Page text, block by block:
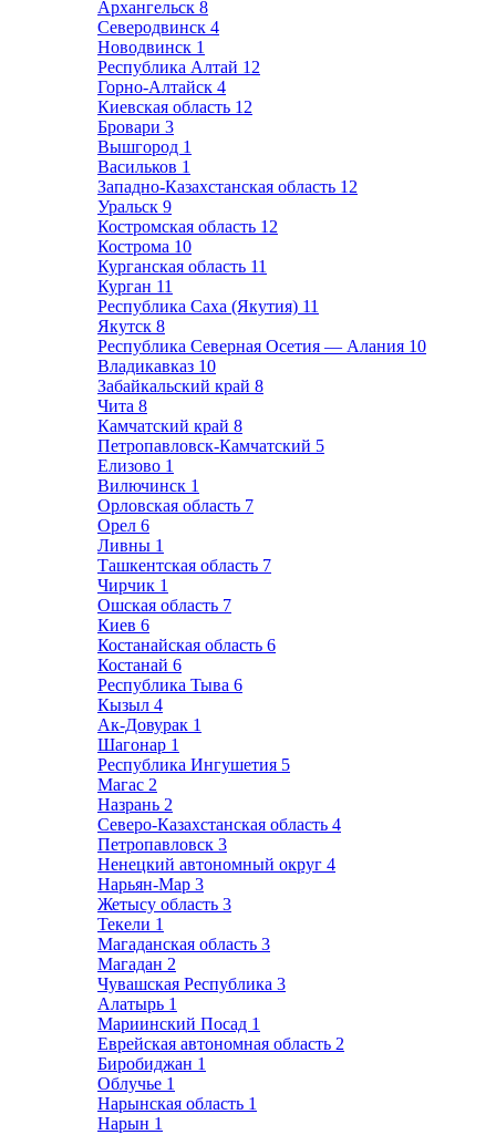
Архангельск 8
Северодвинск 4
Новодвинск 1
Республика Алтай 12
Горно-Алтайск 4
Киевская область 12
Бровари 3
Вышгород 1
Васильков 1
Западно-Казахстанская область 12
Уральск 9
Костромская область 12
Кострома 10
Курганская область 11
Курган 11
Республика Саха (Якутия) 11
Якутск 8
Республика Северная Осетия — Алания 10
Владикавказ 10
Забайкальский край 8
Чита 8
Камчатский край 8
Петропавловск-Камчатский 5
Елизово 1
Вилючинск 1
Орловская область 7
Орел 6
Ливны 1
Ташкентская область 7
Чирчик 1
Ошская область 7
Киев 6
Костанайская область 6
Костанай 6
Республика Тыва 6
Кызыл 4
Ак-Довурак 1
Шагонар 1
Республика Ингушетия 5
Магас 2
Назрань 2
Северо-Казахстанская область 4
Петропавловск 3
Ненецкий автономный округ 4
Нарьян-Мар 3
Жетысу область 3
Текели 1
Магаданская область 3
Магадан 2
Чувашская Республика 3
Алатырь 1
Мариинский Посад 1
Еврейская автономная область 2
Биробиджан 1
Облучье 1
Нарынская область 1
Нарын 1